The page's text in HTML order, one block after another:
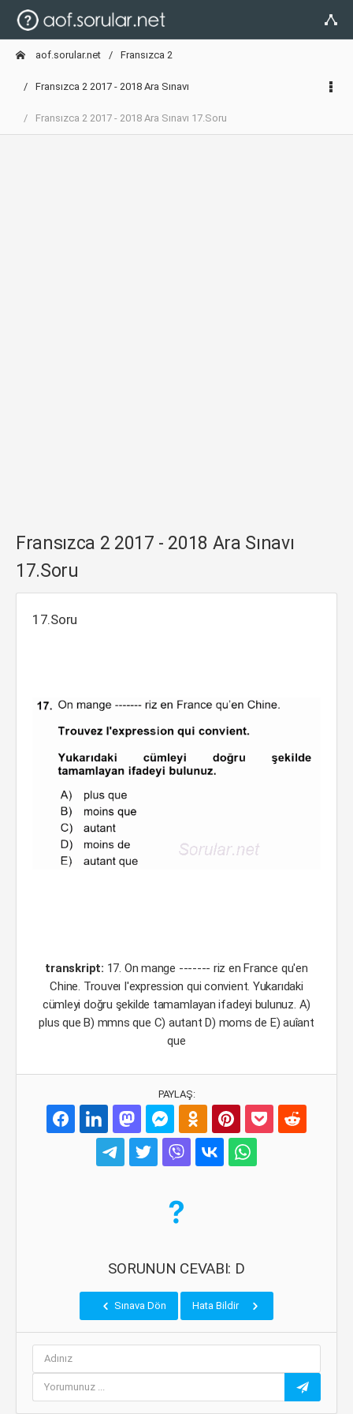
aof.sorular.net Fransızca 2
Fransızca 2 2017 - 2018 Ara Sınavı
Fransızca 2 2017 - 2018 Ara Sınavı 17.Soru
Fransızca 2 2017 - 2018 Ara Sınavı
17.Soru
17.Soru
transkript: 17. On mange ------- riz en France qu'en
Chine. Trouveı I'expression qui convient. Yukarıdaki
cümleyi doğru şekilde tamamlayan ifadeyi bulunuz. A)
plus que B) mmns que C) autant D) moms de E) auîant
que
PAYLAŞ:
SORUNUN CEVABI: D
Sınava Dön Hata Bildir